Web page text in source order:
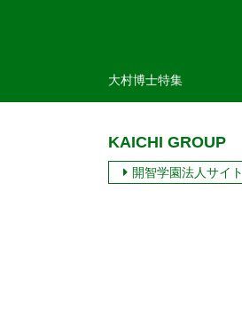
大村博士特集
KAICHI GROUP
開智学園法人サイト